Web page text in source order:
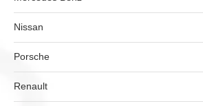
Nissan
Porsche
Renault